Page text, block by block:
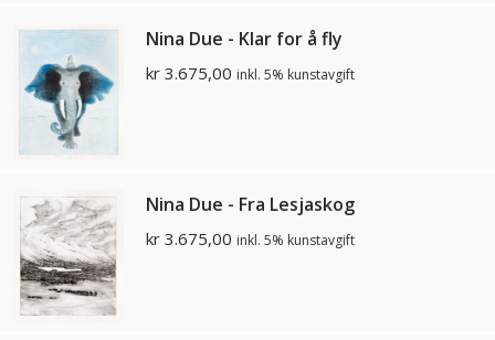
Nina Due - Klar for å fly
kr 3.675,00 inkl. 5% kunstavgift
Nina Due - Fra Lesjaskog
kr 3.675,00 inkl. 5% kunstavgift